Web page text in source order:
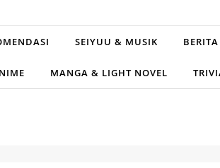
SEIYUU & MUSIK
MANGA & LIGHT NOVEL